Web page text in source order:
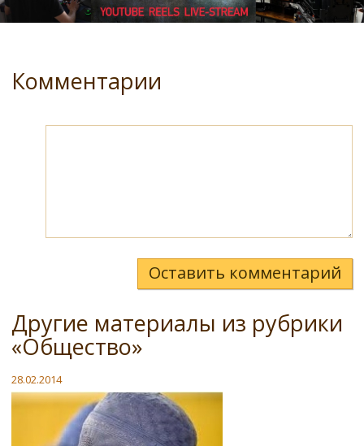
Комментарии
Оставить комментарий
Другие материалы из рубрики
«Общество»
28.02.2014